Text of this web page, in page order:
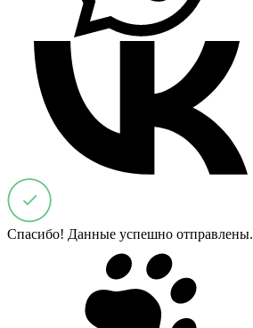
Спасибо! Данные успешно отправлены.